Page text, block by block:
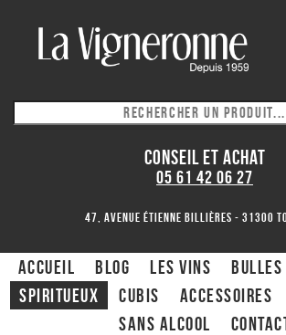
CONSEIL ET ACHAT
05 61 42 06 27
47, avenue Étienne Billières - 31300
ACCUEIL Blog Les Vins
Bulles
Spiritueux
CUBIS ACCESSOIRES
Sans alcool